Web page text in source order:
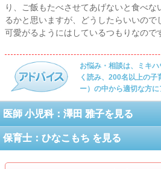
り、ご飯もたべさせてあげないと食べな
るかと思いますが、どうしたらいいので
可愛がるようにはしているつもりなので
お悩み・相談は、ミキ
く読み、200名以上の
ー）の中から適切な方に
医師 小児科：澤田 雅子を見る
保育士：ひなこもち を見る